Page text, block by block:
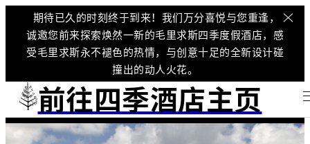
期待已久的时刻终于到来！我们万分喜悦与您重逢，
诚邀您前来探索焕然一新的毛里求斯四季度假酒店，感
受毛里求斯永不褪色的热情，与创意十足的全新设计碰
撞出的动人火花。
前往四季酒店主页